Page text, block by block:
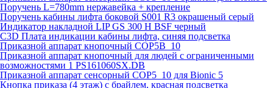
Поручень L=780mm нержавейка + крепление
Поручень кабины лифта боковой S001 R3 окрашеный серый
Индикатор накладной LIP GS 300 H BSF черный
C3D Плата индикации кабины лифта, синяя подсветка
Приказной аппарат кнопочный COP5B_10
Приказной аппарат кнопочный для людей с ограниченными
возможностями 1 PS161060SX.DB
Приказной аппарат сенсорный COP5_10 для Bionic 5
Кнопка приказа (4 этаж) с брайлем, красная подсветка